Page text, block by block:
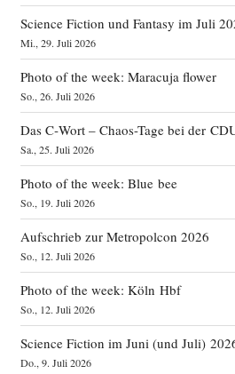
Science Fiction und Fantasy im Juli
Mi., 29. Juli 2026
Photo of the week: Maracuja flower
So., 26. Juli 2026
Das C‑Wort – Chaos-Tage bei der
Sa., 25. Juli 2026
Photo of the week: Blue bee
So., 19. Juli 2026
Aufschrieb zur Metropolcon 2026
So., 12. Juli 2026
Photo of the week: Köln Hbf
So., 12. Juli 2026
Science Fiction im Juni (und Juli)
Do., 9. Juli 2026